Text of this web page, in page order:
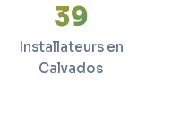
39
Installateurs en
Calvados